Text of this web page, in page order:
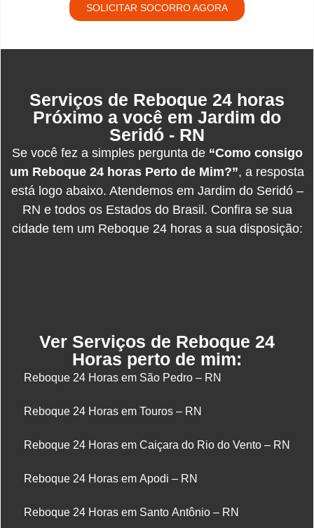
SOLICITAR SOCORRO AGORA
Serviços de Reboque 24 horas
Próximo a você em Jardim do
Seridó - RN
Se você fez a simples pergunta de “Como consigo
um Reboque 24 horas Perto de Mim?”, a resposta
está logo abaixo. Atendemos em Jardim do Seridó –
RN e todos os Estados do Brasil. Confira se sua
cidade tem um Reboque 24 horas a sua disposição:
Ver Serviços de Reboque 24
Horas perto de mim:
Reboque 24 Horas em São Pedro – RN
Reboque 24 Horas em Touros – RN
Reboque 24 Horas em Caiçara do Rio do Vento – RN
Reboque 24 Horas em Apodi – RN
Reboque 24 Horas em Santo Antônio – RN